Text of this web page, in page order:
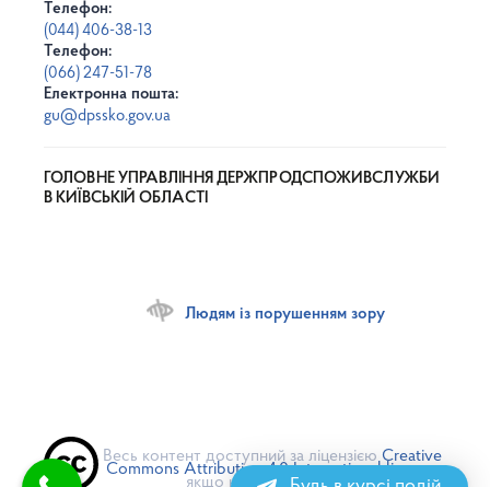
Телефон:
(044) 406-38-13
Телефон:
(066) 247-51-78
Електронна пошта:
gu@dpssko.gov.ua
ГОЛОВНЕ УПРАВЛІННЯ ДЕРЖПРОДСПОЖИВСЛУЖБИ
В КИЇВСЬКІЙ ОБЛАСТІ
Людям із порушенням зору
Весь контент доступний за ліцензієюCreative
Commons Attribution 4.0 International license,
якщо не зазначено інше